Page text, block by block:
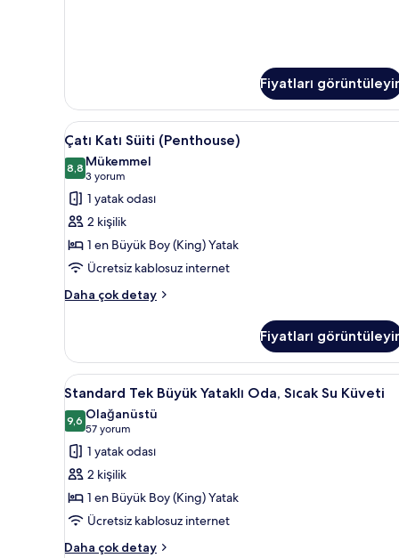
detay
Fiyatları
Çatı
Katı
Süiti
(Penthouse)
için
tüm
fotoğrafları
görün
Çatı Katı Süiti (Penthouse) |
8
Çatı Katı Süiti (Penthouse)
8,88,8 / 10
Mükemmel
3 yorum
(3
yorum)
1 yatak odası
2 kişilik
1 en Büyük Boy (King) Yatak
Ücretsiz kablosuz internet
Daha çok detay
Çatı
hakkında
daha
fazla
detay
Fiyatları
Standard
Tek
Büyük
Yataklı
Oda,
Sıcak
Su
Küveti
için
Standard Tek Büyük Yataklı
7
Standard Tek Büyük Yataklı Oda, Sıcak Su Küveti
9,69,6 / 10
Olağanüstü
57 yorum
(57
yorum)
1 yatak odası
2 kişilik
1 en Büyük Boy (King) Yatak
Ücretsiz kablosuz internet
Daha çok detay
Standard